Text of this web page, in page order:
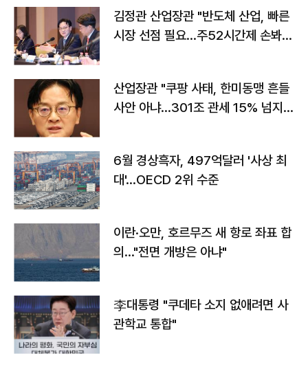
김정관 산업장관 "반도체 산업, 빠른
시장 선점 필요…주52시간제 손봐
산업장관 "쿠팡 사태, 한미동맹 흔들
사안 아냐…301조 관세 15% 넘지
6월 경상흑자, 497억달러 '사상 최
대'…OECD 2위 수준
이란·오만, 호르무즈 새 항로 좌표 합
의…"전면 개방은 아냐"
李대통령 "쿠데타 소지 없애려면 사
관학교 통합"